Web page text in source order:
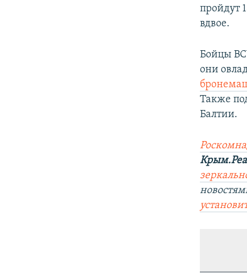
пройдут
вдвое.
Бойцы
они
Также
Балтии.
Роско